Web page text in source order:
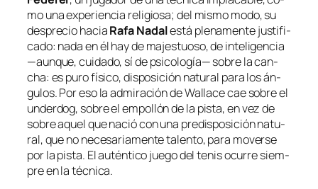
mo una ex­pe­rien­cia re­li­gio­sa; del mis­mo mo­do, su
des­pre­cio ha­ciaRafa Nadales­tá ple­na­men­te jus­ti­fi­
ca­do: na­da en él hay de ma­jes­tuo­so, de in­te­li­gen­cia
—aun­que, cui­da­do, sí de psi­co­lo­gía— so­bre la can­
cha: es pu­ro fí­si­co, dis­po­si­ción na­tu­ral pa­ra los án­
gu­los. Por eso la ad­mi­ra­ción de Wallace cae so­bre el
un­der­dog, so­bre el em­po­llón de la pis­ta, en vez de
so­bre aquel que na­ció con una pre­dis­po­si­ción na­tu­
ral, que no ne­ce­sa­ria­men­te ta­len­to, pa­ra mo­ver­se
por la pis­ta. El au­tén­ti­co jue­go del te­nis ocu­rre siem­
pre en la técnica.